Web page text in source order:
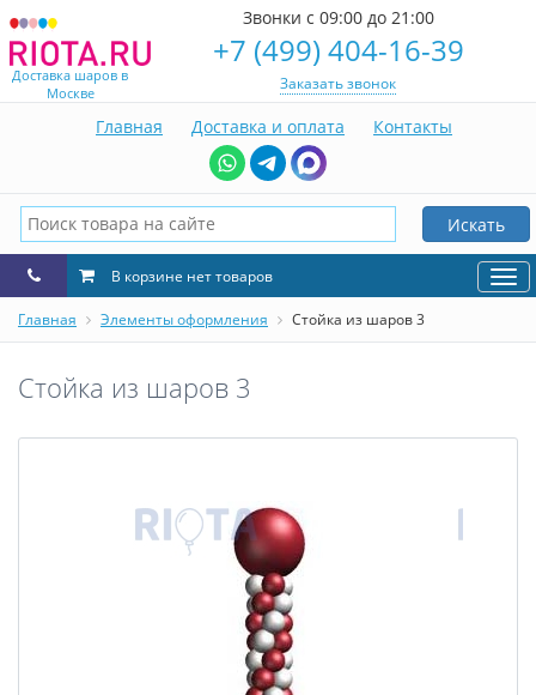
Доставка шаров в
Москве
Звонки с 09:00 до 21:00
+7 (499) 404-16-39
Заказать звонок
Главная Доставка и оплата Контакты
Искать
В корзине нет товаров
Главная Элементы оформления Стойка из шаров 3
Стойка из шаров 3